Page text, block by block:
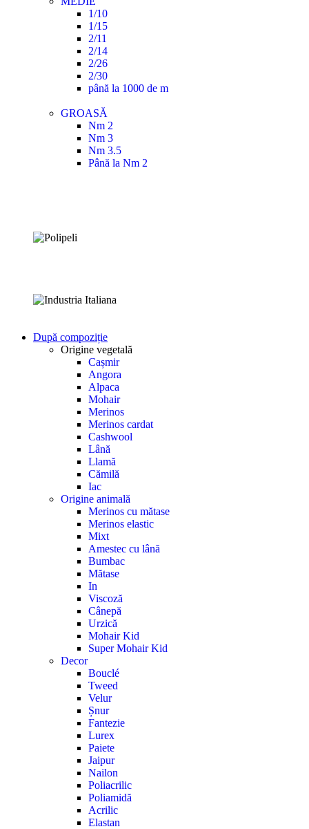
1/10
1/15
2/11
2/14
2/26
2/30
până la 1000 de m
GROASĂ
Nm 2
Nm 3
Nm 3.5
Până la Nm 2
După compoziție
Origine vegetală
Cașmir
Angora
Alpaca
Mohair
Merinos
Merinos cardat
Cashwool
Lână
Llamă
Cămilă
Iac
Origine animală
Merinos cu mătase
Merinos elastic
Mixt
Amestec cu lână
Bumbac
Mătase
In
Viscoză
Cânepă
Urzică
Mohair Kid
Super Mohair Kid
Decor
Bouclé
Tweed
Velur
Șnur
Fantezie
Lurex
Paiete
Jaipur
Nailon
Poliacrilic
Poliamidă
Acrilic
Elastan